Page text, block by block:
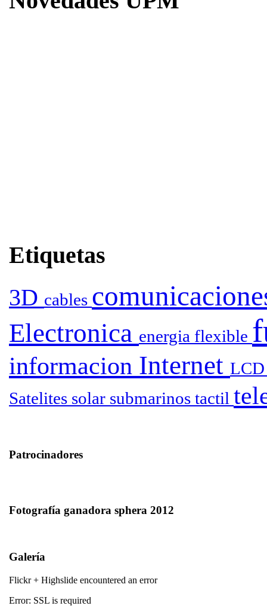
Etiquetas
3D cables
Electronica energia flexible
informacion Internet
Satelites solar submarinos tactil
Patrocinadores
Fotografía ganadora sphera 2012
Galería
Flickr + Highslide encountered an error
Error: SSL is required